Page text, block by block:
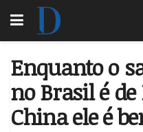
Enquanto o
no Brasil é de
China ele é